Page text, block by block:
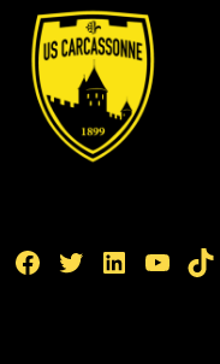
Facebook Twitter LinkedIn YouTube TikTok